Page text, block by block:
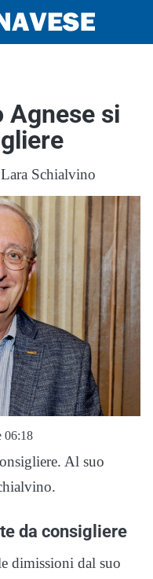
Agnese si
Schialvino
06:18
Al suo
da consigliere
dimissioni dal suo